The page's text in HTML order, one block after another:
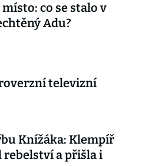
co se stalo v
Adu?
televizní
Knížáka: Klempíř
rebelství a přišla i